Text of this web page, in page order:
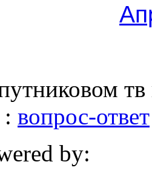
тв
вопрос-ответ
by: